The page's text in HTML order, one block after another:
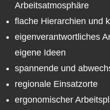
Arbeitsatmosphäre
flache Hierarchien und
eigenverantwortliches
eigene Ideen
spannende und
regionale Einsatzorte
ergonomischer